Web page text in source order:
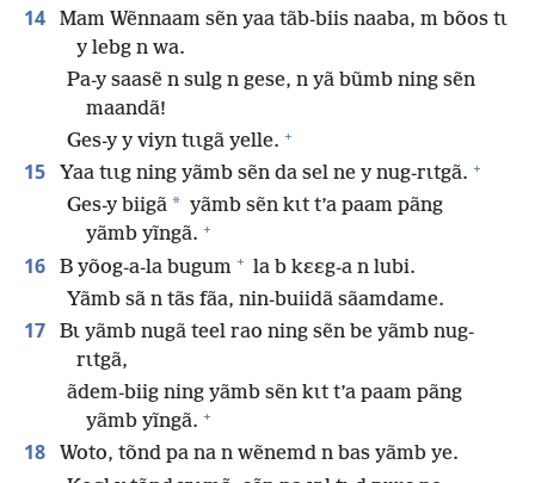
14
Mam Wẽnnaam sẽn yaa tãb-biis naaba, m bõos tɩ
y lebg n wa.
Pa-y saasẽ n sulg n gese, n yã bũmb ning sẽn
maandã!
Ges-y y viyn tɩɩgã yelle. +
15 Yaa tɩɩg ning yãmb sẽn da sel ne y nug-rɩtgã. +
Ges-y biigã * yãmb sẽn kɩt t’a paam pãng
yãmb yĩngã. +
16 B yõog-a-la bugum + la b kɛɛg-a n lubi.
Yãmb sã n tãs fãa, nin-buiidã sãamdame.
17
Bɩ yãmb nugã teel rao ning sẽn be yãmb nug-
rɩtgã,
ãdem-biig ning yãmb sẽn kɩt t’a paam pãng
yãmb yĩngã. +
18
Woto, tõnd pa na n wẽnemd n bas yãmb ye.